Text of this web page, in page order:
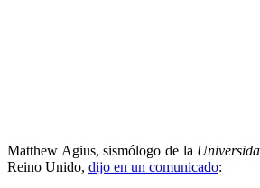
Matthew Agius, sismólogo de la
Reino Unido, dijo en un comunicado: